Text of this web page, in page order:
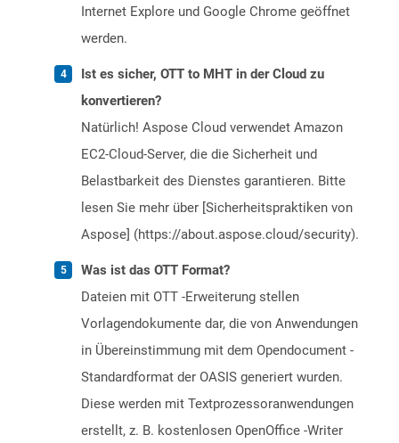
Internet Explore und Google Chrome geöffnet
werden.
Ist es sicher, OTT to MHT in der Cloud zu
konvertieren?
Natürlich! Aspose Cloud verwendet Amazon
EC2-Cloud-Server, die die Sicherheit und
Belastbarkeit des Dienstes garantieren. Bitte
lesen Sie mehr über [Sicherheitspraktiken von
Aspose] (https://about.aspose.cloud/security).
Was ist das OTT Format?
Dateien mit OTT -Erweiterung stellen
Vorlagendokumente dar, die von Anwendungen
in Übereinstimmung mit dem Opendocument -
Standardformat der OASIS generiert wurden.
Diese werden mit Textprozessoranwendungen
erstellt, z. B. kostenlosen OpenOffice -Writer